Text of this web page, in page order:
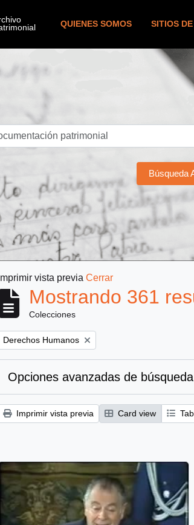
QUIENES SOMOS SITIOS
Búsqueda
Imprimir vista previa Cerrar
Mostrando 361
Colecciones
Remove filter:
Derechos Humanos
Opciones avanzadas de búsqueda
Imprimir vista previa Card view